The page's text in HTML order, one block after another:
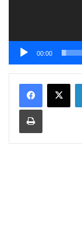
00:00